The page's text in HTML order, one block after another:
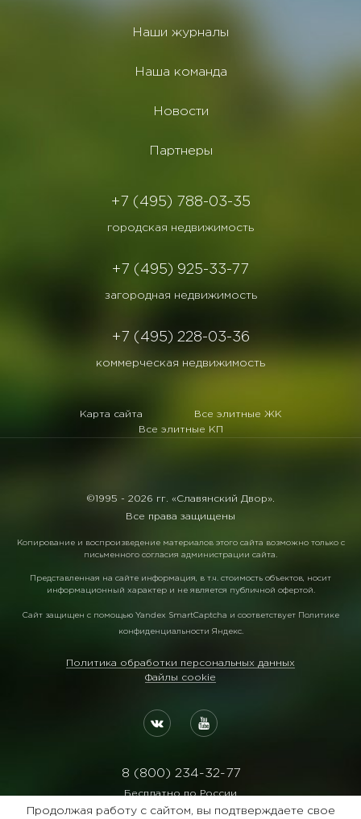
Наши журналы
Наша команда
Новости
Партнеры
+7 (495) 788-03-35
городская недвижимость
+7 (495) 925-33-77
загородная недвижимость
+7 (495) 228-03-36
коммерческая недвижимость
Карта сайта
Все элитные ЖК
Все элитные КП
©1995 - 2026 гг. «Славянский Двор».
Все права защищены
Копирование и воспроизведение материалов этого сайта возможно только с
письменного согласия администрации сайта.
Представленная на сайте информация, в т.ч. стоимость объектов, носит
информационный характер и не является публичной офертой.
Сайт защищен с помощью Yandex SmartCaptcha и соответствует Политике
конфиденциальности Яндекс.
Политика обработки персональных данных
Файлы cookie
8 (800) 234-32-77
Бесплатно по России
Продолжая работу с сайтом, вы подтверждаете свое